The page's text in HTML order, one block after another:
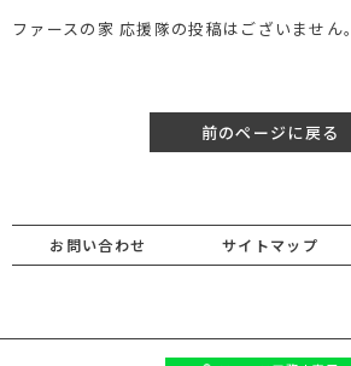
ファースの家 応援隊の投稿はございません。
前のページに戻る
お問い合わせ サイトマップ